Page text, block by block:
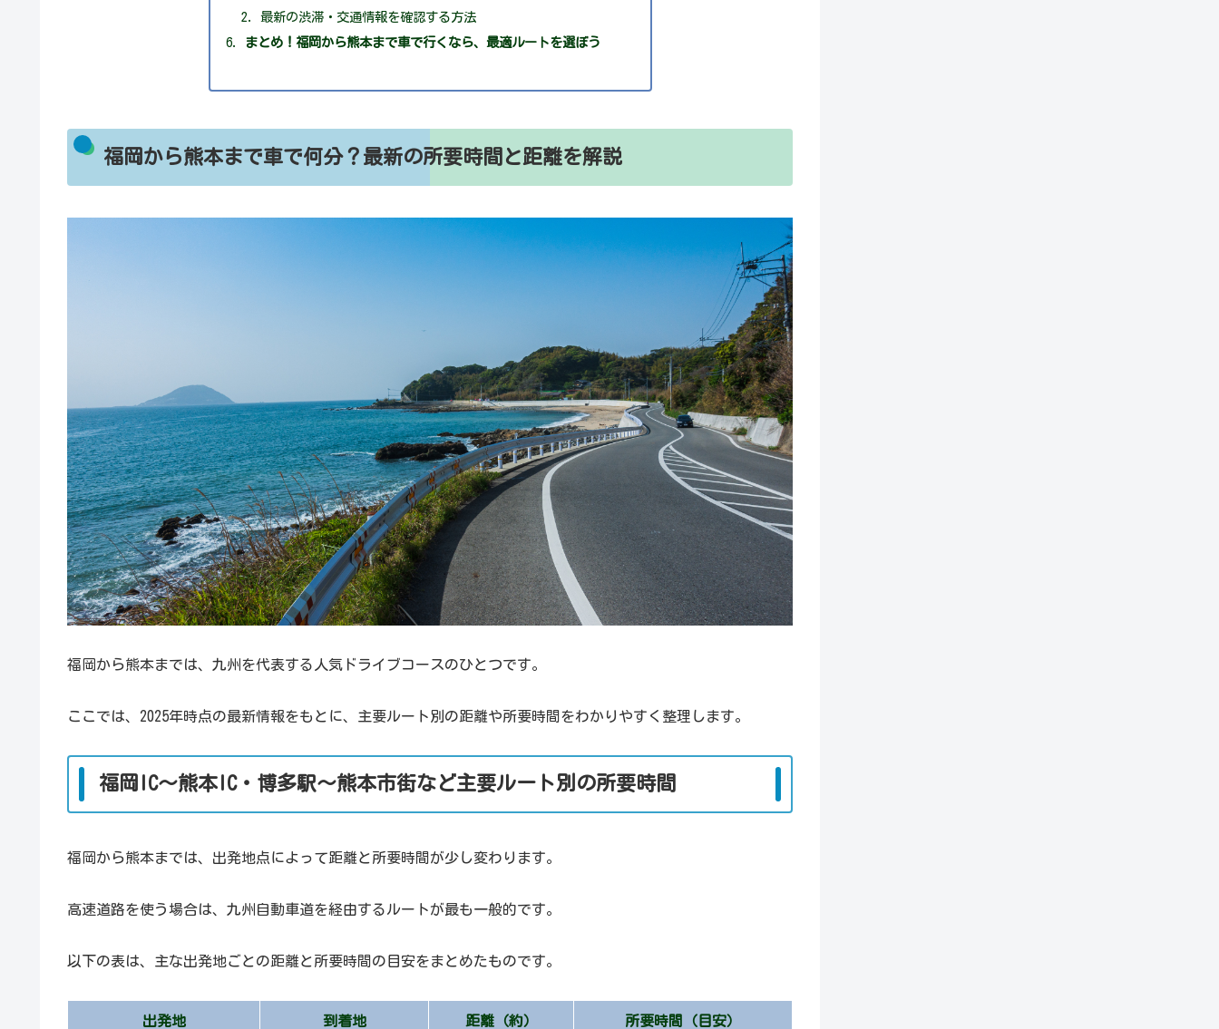
最新の渋滞・交通情報を確認する方法
まとめ！福岡から熊本まで車で行くなら、最適ルートを選ぼう
福岡から熊本まで車で何分？最新の所要時間と距離を解説
福岡から熊本までは、九州を代表する人気ドライブコースのひとつです。
ここでは、2025年時点の最新情報をもとに、主要ルート別の距離や所要時間をわかりやすく整理します。
福岡IC〜熊本IC・博多駅〜熊本市街など主要ルート別の所要時間
福岡から熊本までは、出発地点によって距離と所要時間が少し変わります。
高速道路を使う場合は、九州自動車道を経由するルートが最も一般的です。
以下の表は、主な出発地ごとの距離と所要時間の目安をまとめたものです。
出発地 到着地 距離（約） 所要時間（目安）